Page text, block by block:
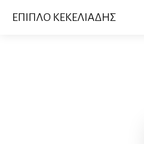
ΕΠΙΠΛΟ ΚΕΚΕΛΙΑΔΗΣ